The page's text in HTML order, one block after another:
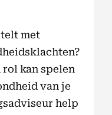
met
rol kan spelen
van je
help